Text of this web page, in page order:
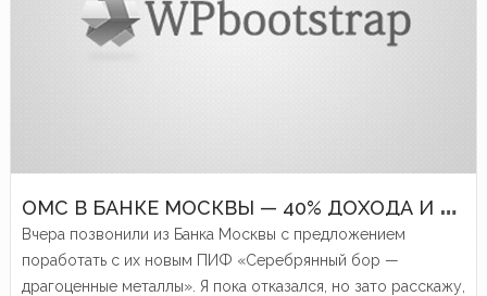
О
МС В БАНКЕ МОСКВЫ — 40% ДОХОДА И СКРЫТАЯ КОМИССИЯ
Вчера позвонили из Банка Москвы с предложением
поработать с их новым ПИФ «Серебрянный бор —
драгоценные металлы». Я пока отказался, но зато расскажу,